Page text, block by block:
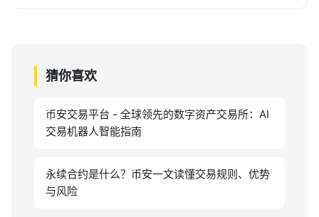
猜你喜欢
币安交易平台 - 全球领先的数字资产交易所：AI
交易机器人智能指南
永续合约是什么？币安一文读懂交易规则、优势
与风险